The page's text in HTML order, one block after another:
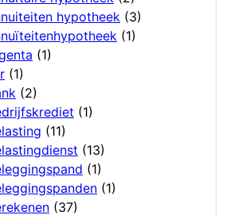
hypotheek (3)
(1)
(1)
(1)
(2)
(1)
(11)
(13)
(1)
(1)
(37)